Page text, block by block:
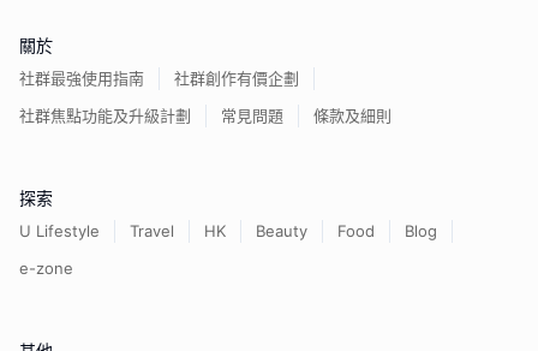
關於
社群最強使用指南
社群創作有價企劃
社群焦點功能及升級計劃
常見問題 條款及細則
探索
U Lifestyle Travel HK Beauty Food
Blog
e-zone